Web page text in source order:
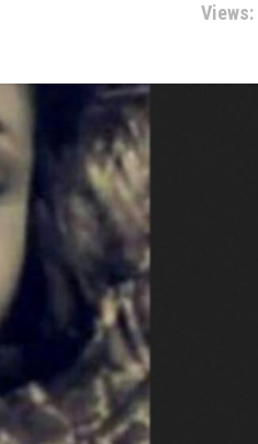
Views: